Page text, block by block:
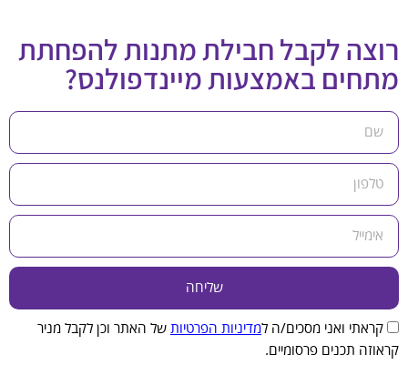
רוצה לקבל חבילת מתנות להפחתת
מתחים באמצעות מיינדפולנס?
קראתי ואני מסכים/ה למדיניות הפרטיות של האתר וכן לקבל מניר
קראוזה תכנים פרסומיים.
שליחה